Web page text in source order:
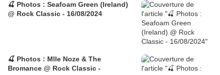
🍒 Photos : Seafoam Green (Ireland)
@ Rock Classic - 16/08/2024
🍒 Photos : Mlle Noze & The
Bromance @ Rock Classic -